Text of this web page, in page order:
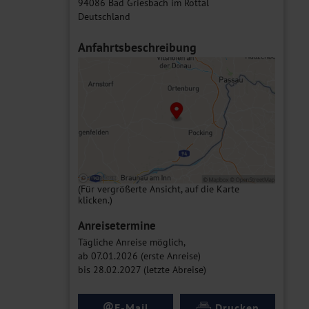
94086 Bad Griesbach im Rottal
Deutschland
Anfahrtsbeschreibung
(Für vergrößerte Ansicht, auf die Karte
klicken.)
Anreisetermine
Tägliche Anreise möglich,
ab 07.01.2026 (erste Anreise)
bis 28.02.2027 (letzte Abreise)
@